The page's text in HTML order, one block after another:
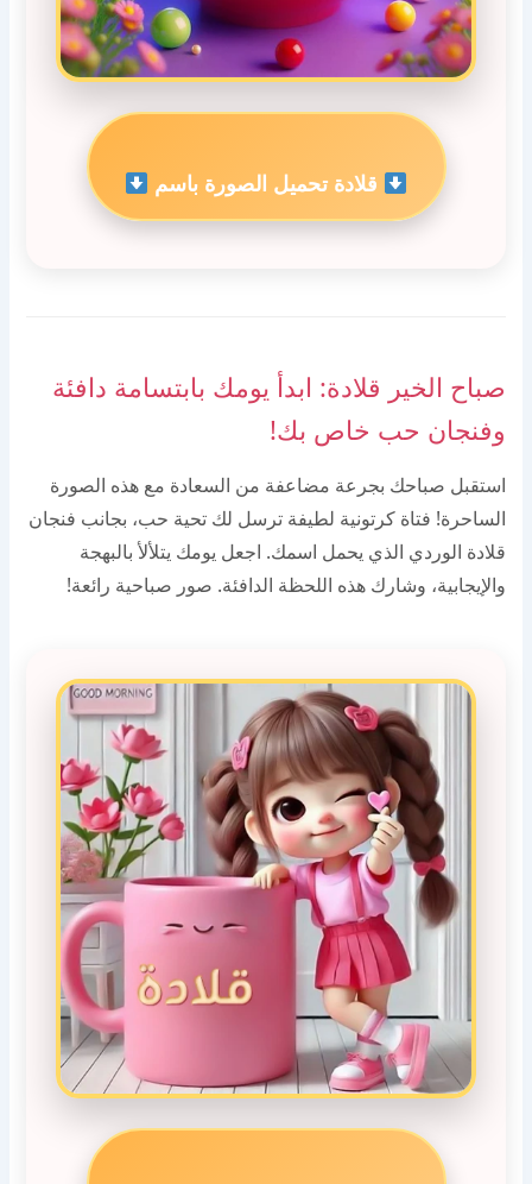
قلادة تحميل الصورة باسم
صباح الخير قلادة: ابدأ يومك بابتسامة دافئة
وفنجان حب خاص بك!
استقبل صباحك بجرعة مضاعفة من السعادة مع هذه الصورة
الساحرة! فتاة كرتونية لطيفة ترسل لك تحية حب، بجانب فنجان
قلادة الوردي الذي يحمل اسمك. اجعل يومك يتلألأ بالبهجة
والإيجابية، وشارك هذه اللحظة الدافئة. صور صباحية رائعة!